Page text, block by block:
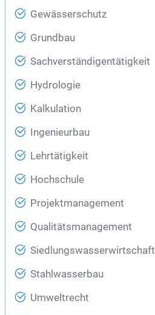
Gewässerschutz
Grundbau
Sachverständigentätigkeit
Hydrologie
Kalkulation
Ingenieurbau
Lehrtätigkeit
Hochschule
Projektmanagement
Qualitätsmanagement
Siedlungswasserwirtschaft
Stahlwasserbau
Umweltrecht